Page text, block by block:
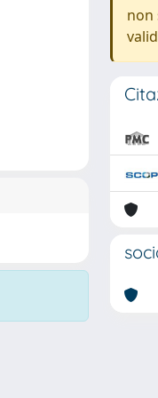
non